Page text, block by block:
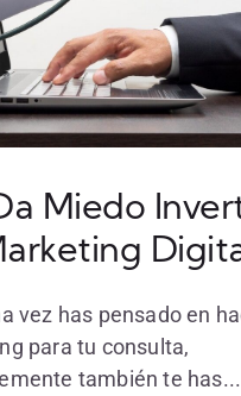
Miedo
vez has pensado en
para tu consulta,
también te has...